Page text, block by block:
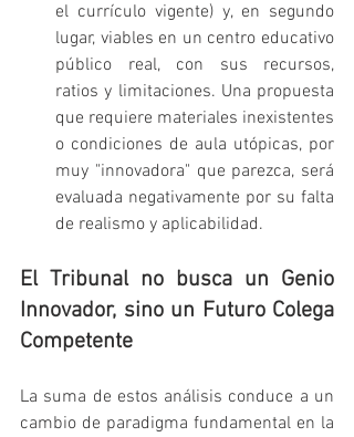
el currículo vigente) y, en segundo
lugar, viables en un centro educativo
público real, con sus recursos,
ratios y limitaciones. Una propuesta
que requiere materiales inexistentes
o condiciones de aula utópicas, por
muy "innovadora" que parezca, será
evaluada negativamente por su falta
de realismo y aplicabilidad.
El Tribunal no busca un Genio
Innovador, sino un Futuro Colega
Competente
La suma de estos análisis conduce a un
cambio de paradigma fundamental en la